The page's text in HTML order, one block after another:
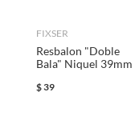
FIXSER
Resbalon "Doble
Bala" Niquel 39mm
$39